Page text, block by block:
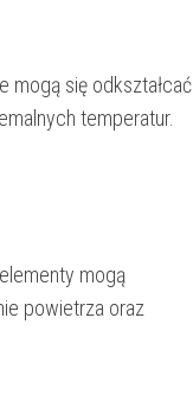
mogą się odkształcać
temperatur.
mogą
powietrza oraz